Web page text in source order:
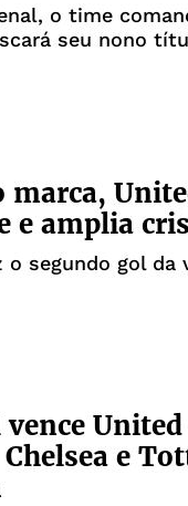
o time
seu nono
marca,
e amplia
segundo gol da
e